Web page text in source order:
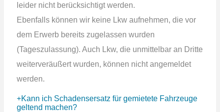
leider nicht berücksichtigt werden.
Ebenfalls können wir keine Lkw aufnehmen, die vor
dem Erwerb bereits zugelassen wurden
(Tageszulassung). Auch Lkw, die unmittelbar an Dritte
weiterveräußert wurden, können nicht angemeldet
werden.
Kann ich Schadensersatz für gemietete Fahrzeuge
geltend machen?